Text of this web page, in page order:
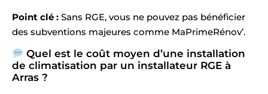
Point clé : Sans RGE, vous ne pouvez pas bénéficier
des subventions majeures comme MaPrimeRénov’.
Quel est le coût moyen d’une installation
de climatisation par un installateur RGE à
Arras ?